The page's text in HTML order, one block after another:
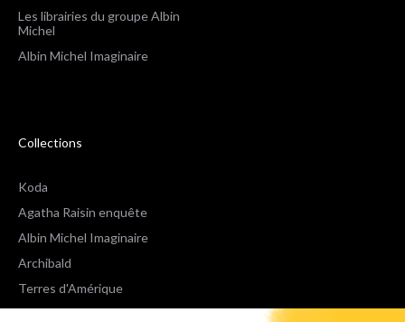
Les librairies du groupe Albin
Michel
Albin Michel Imaginaire
Collections
Koda
Agatha Raisin enquête
Albin Michel Imaginaire
Archibald
Terres d'Amérique
Espaces Libres Poche